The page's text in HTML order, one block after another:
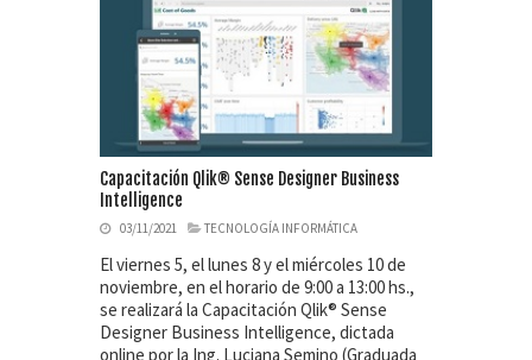
Capacitación Qlik® Sense Designer Business
Intelligence
03/11/2021 TECNOLOGÍA INFORMÁTICA
El viernes 5, el lunes 8 y el miércoles 10 de
noviembre, en el horario de 9:00 a 13:00 hs.,
se realizará la Capacitación Qlik® Sense
Designer Business Intelligence, dictada
online por la Ing. Luciana Semino (Graduada